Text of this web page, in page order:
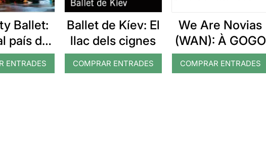
Ballet:
país de
ENTRADES
Ballet de Kíev: El
llac dels cignes
COMPRAR ENTRADES
We Are Novias
(WAN): À GOGO
COMPRAR ENTRADES